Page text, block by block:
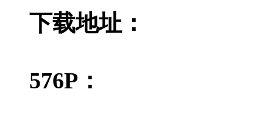
下载地址：
576P：